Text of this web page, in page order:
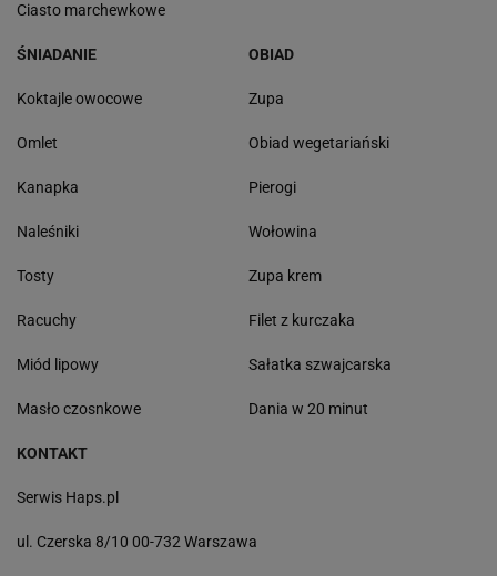
Ciasto marchewkowe
ŚNIADANIE
Koktajle owocowe
Omlet
Kanapka
Naleśniki
Tosty
Racuchy
Miód lipowy
Masło czosnkowe
OBIAD
Zupa
Obiad wegetariański
Pierogi
Wołowina
Zupa krem
Filet z kurczaka
Sałatka szwajcarska
Dania w 20 minut
KONTAKT
Serwis Haps.pl
ul. Czerska 8/10 00-732 Warszawa